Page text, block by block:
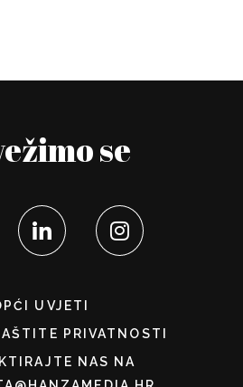
se
UVJETI
PRIVATNOSTI
NAS NA